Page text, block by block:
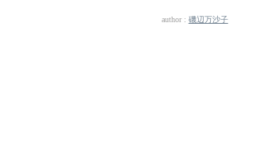
author : 磯辺万沙子